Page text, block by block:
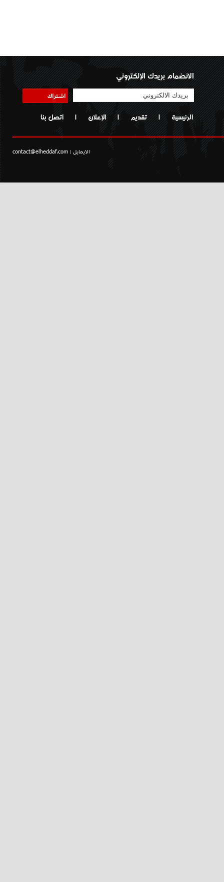
الانضمام بريدك الإلكتروني
اشتراك
الرئيسية | تقديم | الإعلان | اتصل بنا
الايمايل : contact@elheddaf.com